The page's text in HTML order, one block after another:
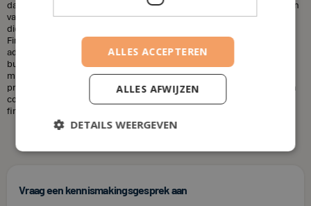
dat financieel adviseurs duur zijn. Dit is niet altijd het geval. De kosten
van een financieel adviseur kunnen variëren, afhankelijk van de
diensten die u nodig heeft en uw financiële situatie. Bij House of
Finance bieden wij betaalbare tarieven voor onze financiële
adviesdiensten, zodat u uw financiën kunt optimaliseren zonder uw
budget te overschrijden. Kortom, laat u niet misleiden door de
misvattingen over financieel adviseurs. Als u op zoek bent naar
professioneel en betrouwbaar financieel advies in Beveren, neem dan
contact op met House of Finance. Wij staan klaar om u te helpen uw
financiële doelen te bereiken.
Vraag een kennismakingsgesprek aan
ALLES ACCEPTEREN
ALLES AFWIJZEN
DETAILS WEERGEVEN